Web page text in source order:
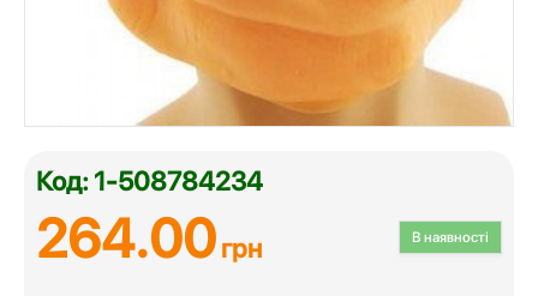
Код: 1-508784234
В наявності
264.00грн